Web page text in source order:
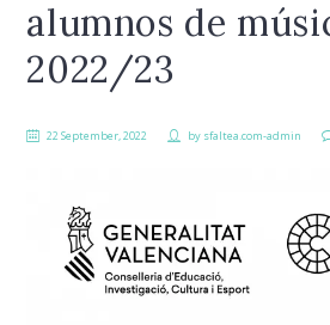
alumnos de
2022/23
22 September, 2022 by sfaltea.com-admin